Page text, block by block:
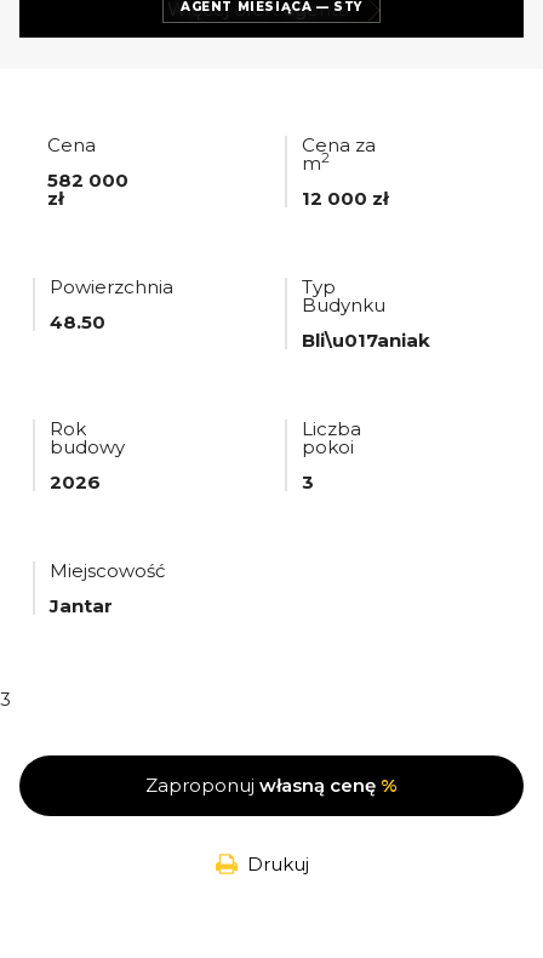
AGENT MIESIĄCA — STY
Więcej ofertagenta
Cena
582 000
zł
Cena za
m2
12 000 zł
Powierzchnia
48.50
Typ
Budynku
Bli\u017aniak
Rok
budowy
2026
Liczba
pokoi
3
Miejscowość
Jantar
3
Zaproponuj własną cenę %
Drukuj